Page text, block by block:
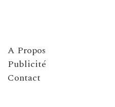
A Propos
Publicité
Contact